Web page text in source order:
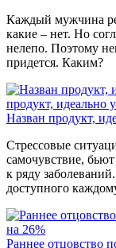
Каждый мужчина
какие – нет. Но
нелепо. Поэтому
придется. Каким?
продукт, идеально
Назван продукт,
Стрессовые
самочувствие,
к ряду
доступного
Раннее отцовство